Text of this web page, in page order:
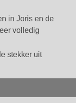
in Joris en de
volledig
stekker uit